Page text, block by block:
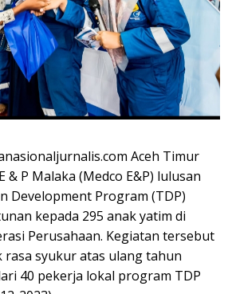
Aceh Timur
& P Malaka (Medco E&P) lulusan
Development Program (TDP)
kepada 295 anak yatim di
Perusahaan. Kegiatan tersebut
syukur atas ulang tahun
40 pekerja lokal program TDP